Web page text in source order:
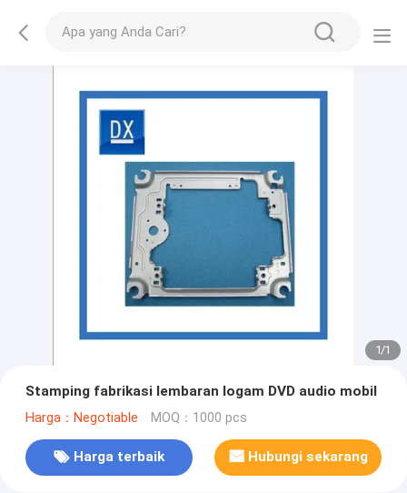
1/1
Stamping fabrikasi lembaran logam DVD audio mobil
Harga：Negotiable MOQ：1000 pcs
Harga terbaik Hubungi sekarang